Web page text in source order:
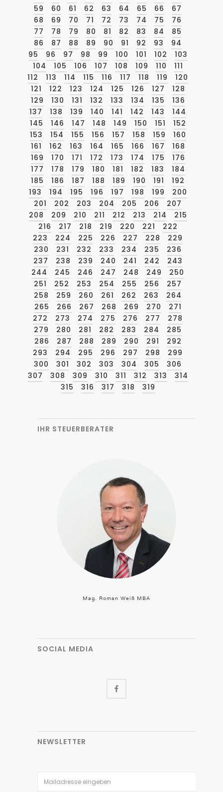
59
60 61 62 63 64 65 66
67
68
69 70 71 72 73 74 75
76
77
78 79 80 81 82 83 84
85
86
87 88 89 90 91 92 93
94
95
96 97 98 99 100 101 102
103
104
105 106 107 108 109 110
111
112
113 114 115 116 117 118 119
120
121
122 123 124 125 126 127
128
129
130 131 132 133 134 135
136
137
138 139 140 141 142 143
144
145
146 147 148 149 150 151
152
153
154 155 156 157 158 159
160
161
162 163 164 165 166 167
168
169
170 171 172 173 174 175
176
177
178 179 180 181 182 183
184
185
186 187 188 189 190 191
192
193
194 195 196 197 198 199
200
201
202 203 204 205 206
207
208
209 210 211 212 213 214
215
216
217 218 219 220 221
222
223
224 225 226 227 228
229
230
231 232 233 234 235
236
237
238 239 240 241 242
243
244
245 246 247 248 249
250
251
252 253 254 255 256
257
258
259 260 261 262 263
264
265
266 267 268 269 270
271
272
273 274 275 276 277
278
279
280 281 282 283 284
285
286
287 288 289 290 291
292
293
294 295 296 297 298
299
300
301 302 303 304 305
306
307
308 309 310 311 312 313
314
315
316 317 318 319
IHR STEUERBERATER
Mag. Roman Weiß MBA
SOCIAL MEDIA
NEWSLETTER